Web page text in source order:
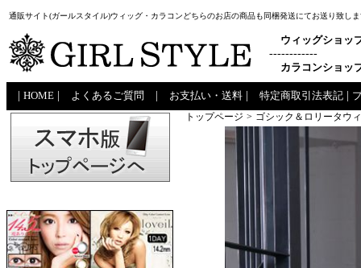
通販サイト(ガールスタイル)ウィッグ・カラコンどちらのお店の商品も同梱発送にてお送り致し
ウィッグショッ
------------
カラコンショッ
HOME よくあるご質問 お支払い・送料 特定商取引法表記
トップページ > ゴシック＆ロリータウ